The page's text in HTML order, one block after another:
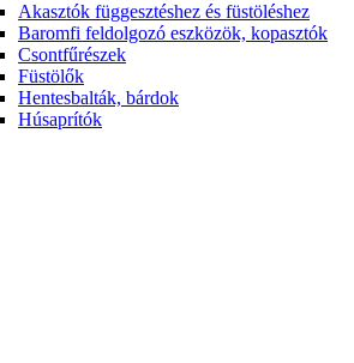
Akasztók függesztéshez és füstöléshez
Baromfi feldolgozó eszközök, kopasztók
Csontfűrészek
Füstölők
Hentesbalták, bárdok
Húsaprítók